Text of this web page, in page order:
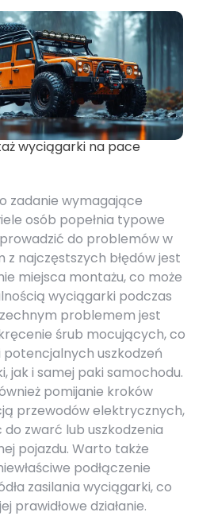
wyciągarki na pace
zadanie wymagające
osób popełnia typowe
do problemów w
z najczęstszych błędów jest
miejsca montażu, co może
wyciągarki podczas
problemem jest
śrub mocujących, co
potencjalnych uszkodzeń
jak i samej paki samochodu.
pomijanie kroków
przewodów elektrycznych,
zwarć lub uszkodzenia
pojazdu. Warto także
podłączenie
zasilania wyciągarki, co
prawidłowe działanie.